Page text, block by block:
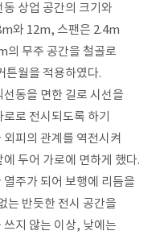
상업 공간의 크기와
와 12m, 스팬은 2.4m
의 무주 공간을 철골로
튼월을 적용하였다.
동을 면한 길로 시선을
로 전시되도록 하기
피의 관계를 역전시켜
두어 가로에 면하게 했다.
주가 되어 보행에 리듬을
는 반듯한 전시 공간을
지 않는 이상, 낮에는